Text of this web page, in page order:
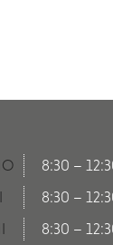
8:30 –
8:30 –
8:30 –